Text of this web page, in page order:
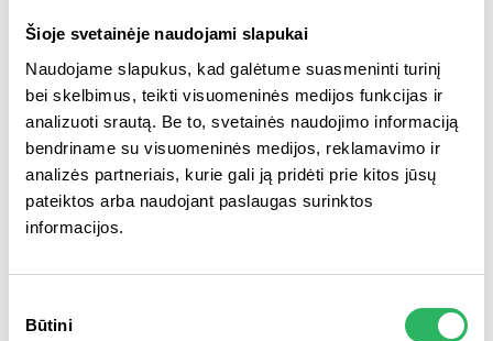
Šioje svetainėje naudojami slapukai
Naudojame slapukus, kad galėtume suasmeninti turinį
bei skelbimus, teikti visuomeninės medijos funkcijas ir
analizuoti srautą. Be to, svetainės naudojimo informaciją
bendriname su visuomeninės medijos, reklamavimo ir
analizės partneriais, kurie gali ją pridėti prie kitos jūsų
pateiktos arba naudojant paslaugas surinktos
informacijos.
pasirinkimas
Būtini
2026 m. birželio 23 d.
Kaip tinkamai tvarkyti žaliąsias
atliekas?
SKAITYTI PLAČIAU